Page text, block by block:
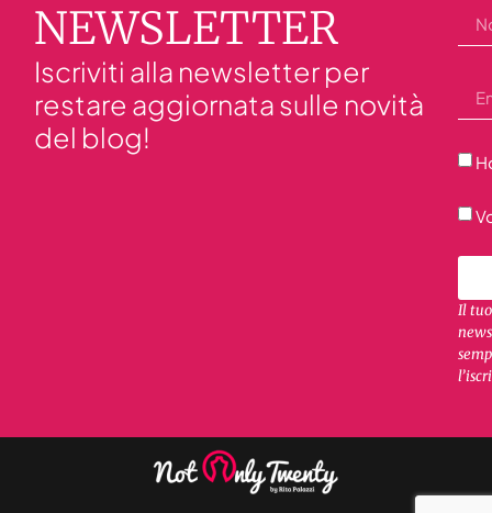
NEWSLETTER
Iscriviti alla newsletter per
restare aggiornata sulle novità
del blog!
Il